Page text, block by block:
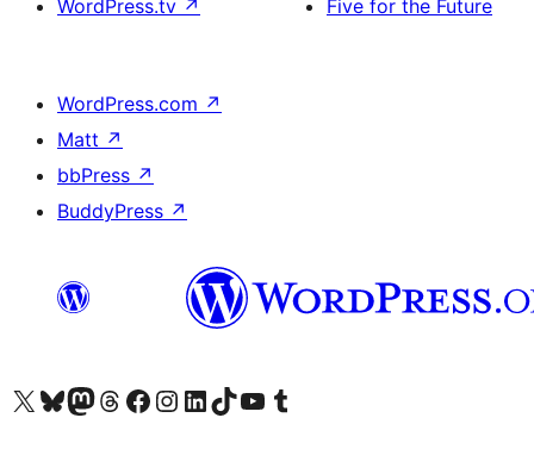
WordPress.tv ↗
Five for the Future
WordPress.com ↗
Matt ↗
bbPress ↗
BuddyPress ↗
Navštívte náš účet na X (predtým Twitter)
Navštívte náš účet na platforme Bluesky
Navštívte náš účet na Mastodone
Navštívte náš účet na platforme Threads
Navštívte našu stránku na Facebooku
Navštívte náš účet Instagram
Navštívte náš účet LinkedIn
Navštívte náš účet na platforme TikTok
Navštívte náš kanál YouTube
Navštívte náš účet na platforme Tumblr